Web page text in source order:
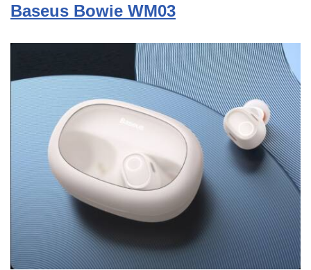
Baseus Bowie WM03